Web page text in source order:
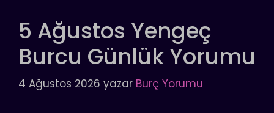
5 Ağustos Yengeç
Burcu Günlük Yorumu
4 Ağustos 2026 yazar Burç Yorumu